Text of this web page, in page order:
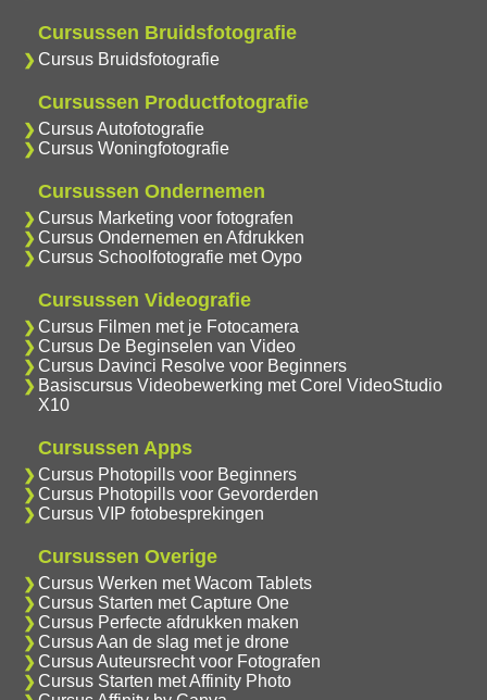
Cursussen Bruidsfotografie
Cursus Bruidsfotografie
Cursussen Productfotografie
Cursus Autofotografie
Cursus Woningfotografie
Cursussen Ondernemen
Cursus Marketing voor fotografen
Cursus Ondernemen en Afdrukken
Cursus Schoolfotografie met Oypo
Cursussen Videografie
Cursus Filmen met je Fotocamera
Cursus De Beginselen van Video
Cursus Davinci Resolve voor Beginners
Basiscursus Videobewerking met Corel VideoStudio
X10
Cursussen Apps
Cursus Photopills voor Beginners
Cursus Photopills voor Gevorderden
Cursus VIP fotobesprekingen
Cursussen Overige
Cursus Werken met Wacom Tablets
Cursus Starten met Capture One
Cursus Perfecte afdrukken maken
Cursus Aan de slag met je drone
Cursus Auteursrecht voor Fotografen
Cursus Starten met Affinity Photo